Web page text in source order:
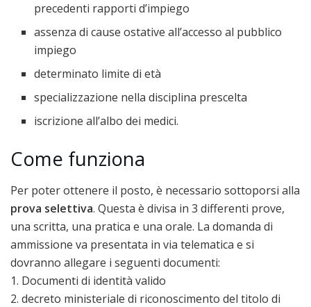
precedenti rapporti d’impiego
assenza di cause ostative all’accesso al pubblico
impiego
determinato limite di età
specializzazione nella disciplina prescelta
iscrizione all’albo dei medici.
Come funziona
Per poter ottenere il posto, è necessario sottoporsi alla
prova selettiva. Questa è divisa in 3 differenti prove,
una scritta, una pratica e una orale. La domanda di
ammissione va presentata in via telematica e si
dovranno allegare i seguenti documenti:
1. Documenti di identità valido
2. decreto ministeriale di riconoscimento del titolo di